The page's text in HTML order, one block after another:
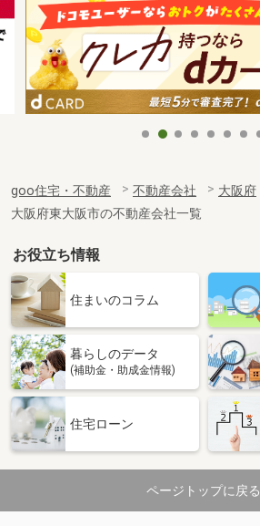
goo住宅・不動産 不動産会社 大阪府
大阪府東大阪市の不動産会社一覧
お役立ち情報
住まいのコラム
暮らしのデータ
(補助金・助成金情報)
住宅ローン
ページトップに戻る